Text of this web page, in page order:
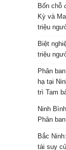
Bốn chỗ
Kỳ và
triệu
Biệt
triệu
Phân
hạ tại
trì Tam
Ninh
Phân
Bắc
tái suy